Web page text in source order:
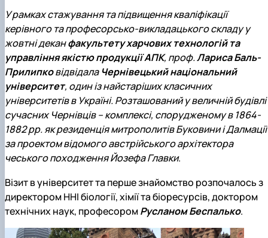
У рамках стажування та підвищення кваліфікації
керівного та професорсько-викладацького складу у
жовтні деканфакультету харчових технологій та
управління якістю продукції АПК, проф.Лариса Баль-
Прилипковідвідала Чернівецький національний
університет, один із найстаріших класичних
університетів в Україні. Розташований у величній будівлі
сучасних Чернівців – комплексі, спорудженому в 1864-
1882 рр. як резиденція митрополитів Буковини і Далмації
за проектом відомого австрійського архітектора
чеського походження Йозефа Главки.
Візит в університет та перше знайомство розпочалось з
директором ННІ біології, хімії та біоресурсів, доктором
технічних наук, професоромРусланом Беспалько.